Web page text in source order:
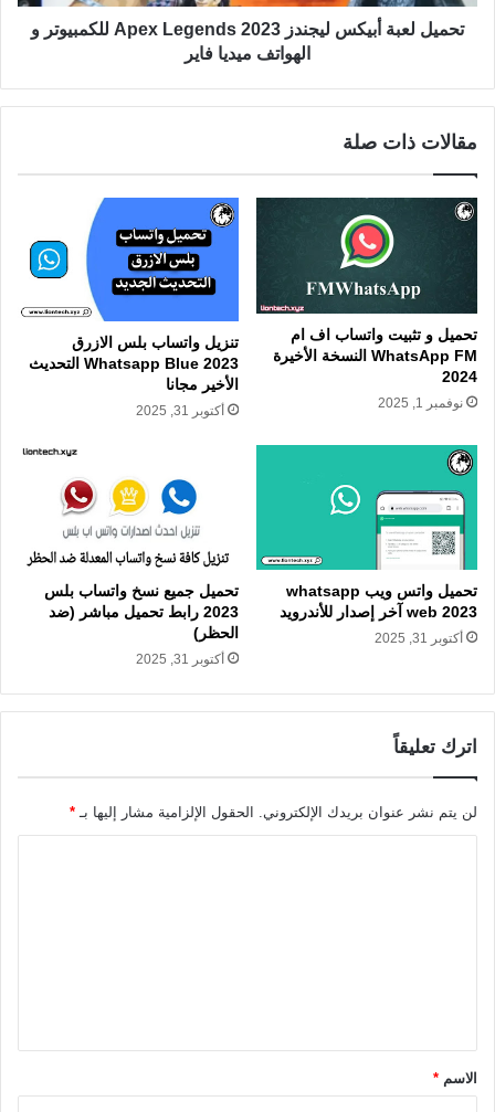
تحميل لعبة أبيكس ليجندز Apex Legends 2023 للكمبيوتر و
الهواتف ميديا فاير
مقالات ذات صلة
تحميل و تثبيت واتساب اف ام
WhatsApp FM النسخة الأخيرة
2024
نوفمبر 1, 2025
تنزيل واتساب بلس الازرق
Whatsapp Blue 2023 التحديث
الأخير مجانا
أكتوبر 31, 2025
تحميل واتس ويب whatsapp
web 2023 آخر إصدار للأندرويد
أكتوبر 31, 2025
تحميل جميع نسخ واتساب بلس
2023 رابط تحميل مباشر (ضد
الحظر)
أكتوبر 31, 2025
اترك تعليقاً
لن يتم نشر عنوان بريدك الإلكتروني. الحقول الإلزامية مشار إليها بـ *
ق
*الاسم *